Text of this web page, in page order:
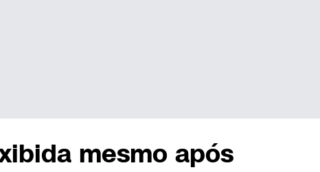
mesmo após